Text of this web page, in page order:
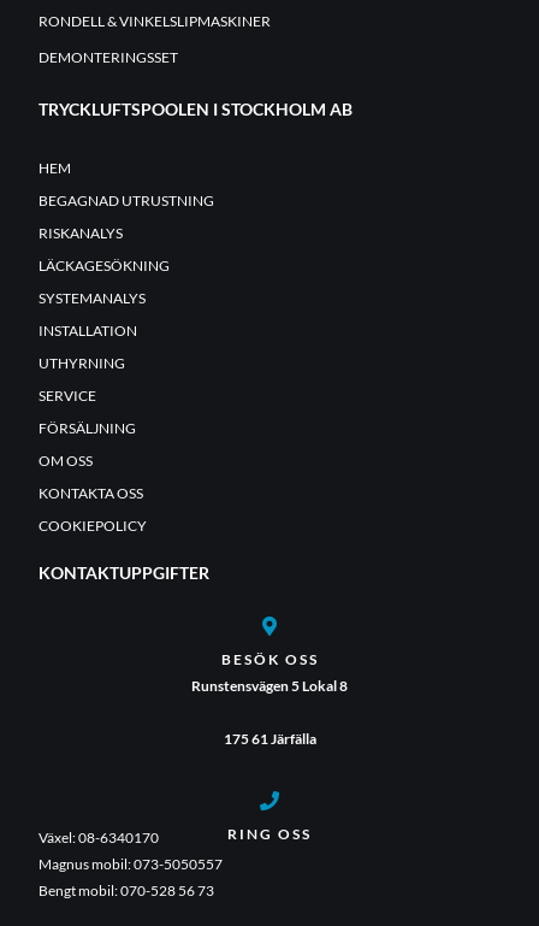
RONDELL & VINKELSLIPMASKINER
DEMONTERINGSSET
TRYCKLUFTSPOOLEN I STOCKHOLM AB
HEM
BEGAGNAD UTRUSTNING
RISKANALYS
LÄCKAGESÖKNING
SYSTEMANALYS
INSTALLATION
UTHYRNING
SERVICE
FÖRSÄLJNING
OM OSS
KONTAKTA OSS
COOKIEPOLICY
KONTAKTUPPGIFTER
BESÖK OSS
Runstensvägen 5 Lokal 8
175 61 Järfälla
RING OSS
Växel: 08-6340170
Magnus mobil: 073-5050557
Bengt mobil: 070-528 56 73